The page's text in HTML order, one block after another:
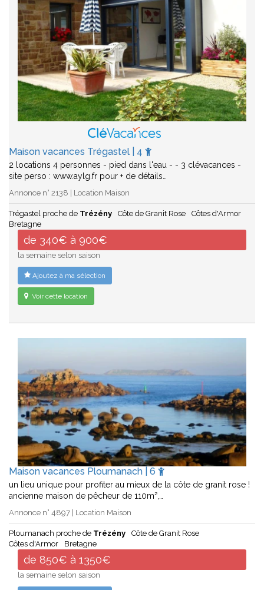
Maison vacances Trégastel | 4
2 locations 4 personnes - pied dans l'eau - - 3 clévacances -
site perso : www.aylg.fr pour + de détails…
Annonce n° 2138 | Location Maison
Trégastel proche de Trézény Côte de Granit Rose
Côtes d'Armor
Bretagne
de 340€ à 900€
la semaine selon saison
Ajoutez à ma sélection
Voir cette location
Maison vacances Ploumanach | 6
un lieu unique pour profiter au mieux de la côte de granit rose !
ancienne maison de pêcheur de 110m²,…
Annonce n° 4897 | Location Maison
Ploumanach proche de Trézény
Côte de Granit Rose
Côtes d'Armor
Bretagne
de 850€ à 1350€
la semaine selon saison